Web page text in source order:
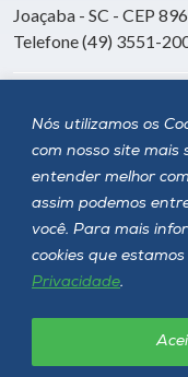
Nós utilizamos os
com nosso site mais
entender melhor
assim podemos
você. Para mais
cookies que
Privacidade.
Joaçaba - SC - CEP
Telefone (49) 3551-
Siga a
Política de privacidade